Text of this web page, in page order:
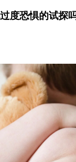
度恐惧的试探